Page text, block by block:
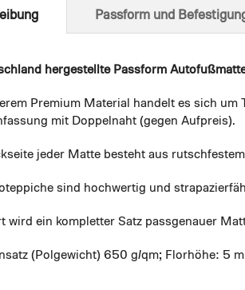
hergestellte Passform
Premium Material handelt es sich
mit Doppelnaht (gegen Aufpreis).
jeder Matte besteht aus
sind hochwertig und
wird ein kompletter Satz passgenauer
(Polgewicht) 650 g/qm; Florhöhe: 5
Passform und